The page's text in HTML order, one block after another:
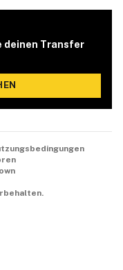
deinen Transfer